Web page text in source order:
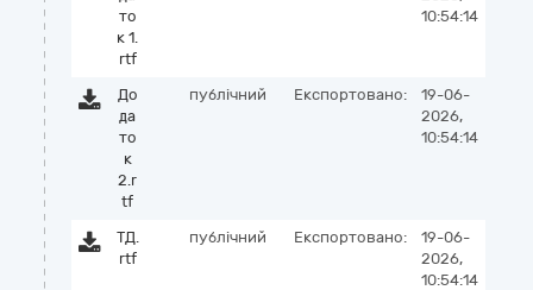
то
к 1.
rtf
10:54:14
До
да
то
к
2.r
tf
публічний Експортовано:
19-06-
2026,
10:54:14
ТД.
rtf
публічний Експортовано:
19-06-
2026,
10:54:14